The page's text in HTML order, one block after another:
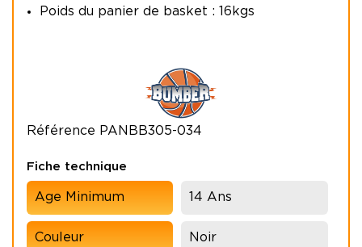
Poids du panier de basket : 16kgs
Référence PANBB305-034
Fiche technique
Age Minimum 14 Ans
Couleur Noir